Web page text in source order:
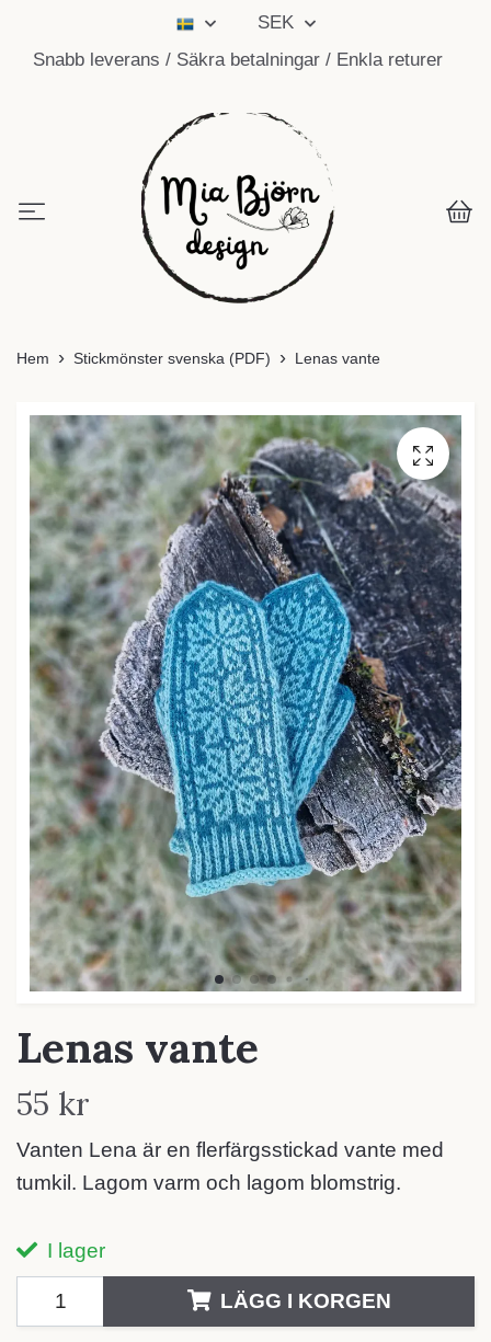
SEK
Snabb leverans / Säkra betalningar / Enkla returer
Hem Stickmönster svenska (PDF) Lenas vante
Lenas vante
55 kr
Vanten Lena är en flerfärgsstickad vante med
tumkil. Lagom varm och lagom blomstrig.
I lager
LÄGG I KORGEN